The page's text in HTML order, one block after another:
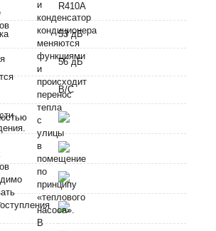
R410A
53 дБ
56 дБ
В/C